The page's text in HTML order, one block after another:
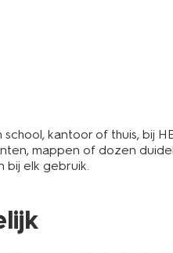
kantoor of thuis, bij
mappen of dozen
bij elk gebruik.